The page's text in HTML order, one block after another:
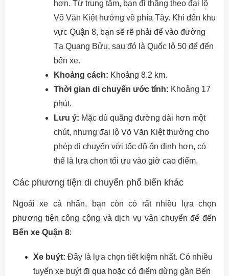
hơn. Từ trung tâm, bạn đi thẳng theo đại lộ
Võ Văn Kiệt hướng về phía Tây. Khi đến khu
vực Quận 8, bạn sẽ rẽ phải để vào đường
Tạ Quang Bửu, sau đó là Quốc lộ 50 để đến
bến xe.
Khoảng cách: Khoảng 8.2 km.
Thời gian di chuyển ước tính: Khoảng 17
phút.
Lưu ý: Mặc dù quãng đường dài hơn một
chút, nhưng đại lộ Võ Văn Kiệt thường cho
phép di chuyển với tốc độ ổn định hơn, có
thể là lựa chọn tối ưu vào giờ cao điểm.
Các phương tiện di chuyển phổ biến khác
Ngoài xe cá nhân, bạn còn có rất nhiều lựa chọn
phương tiện công cộng và dịch vụ vận chuyển để đến
Bến xe Quận 8:
Xe buýt: Đây là lựa chọn tiết kiệm nhất. Có nhiều
tuyến xe buýt đi qua hoặc có điểm dừng gần Bến